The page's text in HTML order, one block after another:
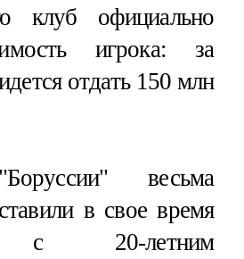
клуб официально
игрока: за
отдать 150 млн
весьма
в свое время
с 20-летним